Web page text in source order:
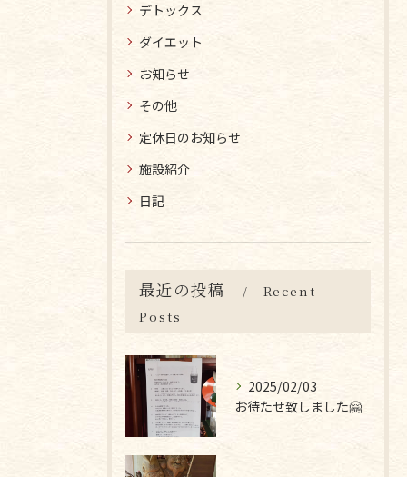
デトックス
ダイエット
お知らせ
その他
定休日のお知らせ
施設紹介
日記
最近の投稿
Recent
Posts
2025/02/03
お待たせ致しました🤗